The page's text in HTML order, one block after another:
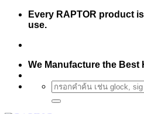
Skip
Every RAPTOR product
use.
We Manufacture the Best
Search
for: